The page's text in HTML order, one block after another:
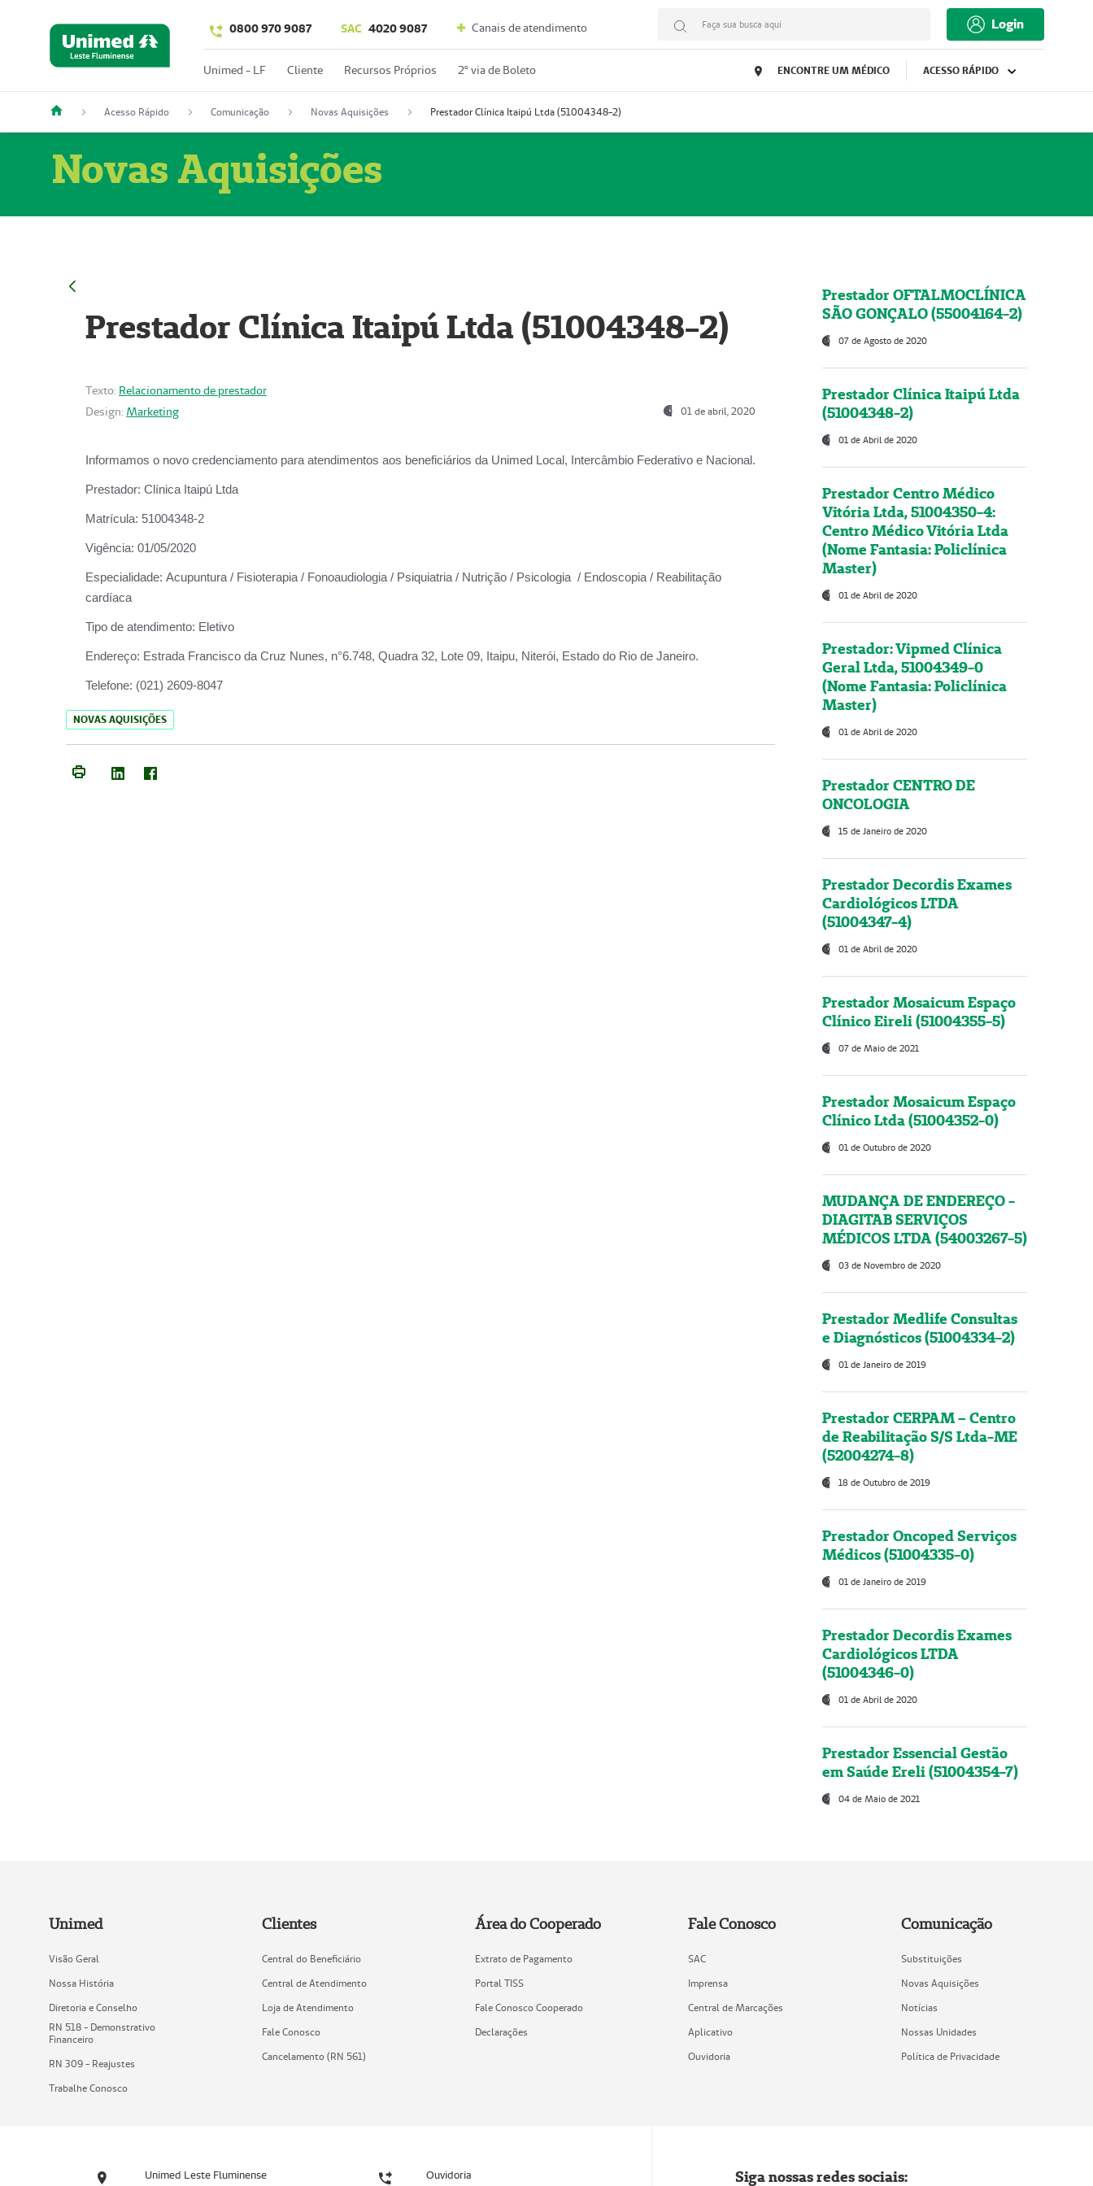
0800 970 9087 SAC 4020 9087 Canais de atendimento Faça sua busca aqui Login
Unimed - LF Cliente Recursos Próprios 2º via de Boleto ENCONTRE UM MÉDICO ACESSO RÁPIDO
Acesso Rápido Comunicação Novas Aquisições Prestador Clínica Itaipú Ltda (51004348-2)
Novas Aquisições
Prestador Clínica Itaipú Ltda (51004348-2)
Texto: Relacionamento de prestador
Design: Marketing 01 de abril, 2020
Informamos o novo credenciamento para atendimentos aos beneficiários da Unimed Local, Intercâmbio Federativo e Nacional.
Prestador: Clínica Itaipú Ltda
Matrícula: 51004348-2
Vigência: 01/05/2020
Especialidade: Acupuntura / Fisioterapia / Fonoaudiologia / Psiquiatria / Nutrição / Psicologia / Endoscopia / Reabilitação
cardíaca
Tipo de atendimento: Eletivo
Endereço: Estrada Francisco da Cruz Nunes, n°6.748, Quadra 32, Lote 09, Itaipu, Niterói, Estado do Rio de Janeiro.
Telefone: (021) 2609-8047
NOVAS AQUISIÇÕES
Prestador OFTALMOCLÍNICA
SÃO GONÇALO (55004164-2)
07 de Agosto de 2020
Prestador Clínica Itaipú Ltda
(51004348-2)
01 de Abril de 2020
Prestador Centro Médico
Vitória Ltda, 51004350-4:
Centro Médico Vitória Ltda
(Nome Fantasia: Policlínica
Master)
01 de Abril de 2020
Prestador: Vipmed Clínica
Geral Ltda, 51004349-0
(Nome Fantasia: Policlínica
Master)
01 de Abril de 2020
Prestador CENTRO DE
ONCOLOGIA
15 de Janeiro de 2020
Prestador Decordis Exames
Cardiológicos LTDA
(51004347-4)
01 de Abril de 2020
Prestador Mosaicum Espaço
Clínico Eireli (51004355-5)
07 de Maio de 2021
Prestador Mosaicum Espaço
Clínico Ltda (51004352-0)
01 de Outubro de 2020
MUDANÇA DE ENDEREÇO -
DIAGITAB SERVIÇOS
MÉDICOS LTDA (54003267-5)
03 de Novembro de 2020
Prestador Medlife Consultas
e Diagnósticos (51004334-2)
01 de Janeiro de 2019
Prestador CERPAM – Centro
de Reabilitação S/S Ltda-ME
(52004274-8)
18 de Outubro de 2019
Prestador Oncoped Serviços
Médicos (51004335-0)
01 de Janeiro de 2019
Prestador Decordis Exames
Cardiológicos LTDA
(51004346-0)
01 de Abril de 2020
Prestador Essencial Gestão
em Saúde Ereli (51004354-7)
04 de Maio de 2021
Unimed
Visão Geral
Nossa História
Diretoria e Conselho
RN 518 - Demonstrativo
Financeiro
RN 309 - Reajustes
Trabalhe Conosco
Clientes
Central do Beneficiário
Central de Atendimento
Loja de Atendimento
Fale Conosco
Cancelamento (RN 561)
Área do Cooperado
Extrato de Pagamento
Portal TISS
Fale Conosco Cooperado
Declarações
Fale Conosco
SAC
Imprensa
Central de Marcações
Aplicativo
Ouvidoria
Comunicação
Substituições
Novas Aquisições
Notícias
Nossas Unidades
Política de Privacidade
Unimed Leste Fluminense Ouvidoria Siga nossas redes sociais: